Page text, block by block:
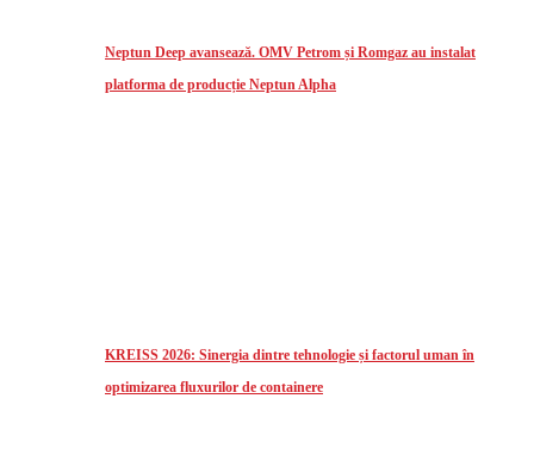
Neptun Deep avansează. OMV Petrom și Romgaz au instalat
platforma de producție Neptun Alpha
KREISS 2026: Sinergia dintre tehnologie și factorul uman în
optimizarea fluxurilor de containere